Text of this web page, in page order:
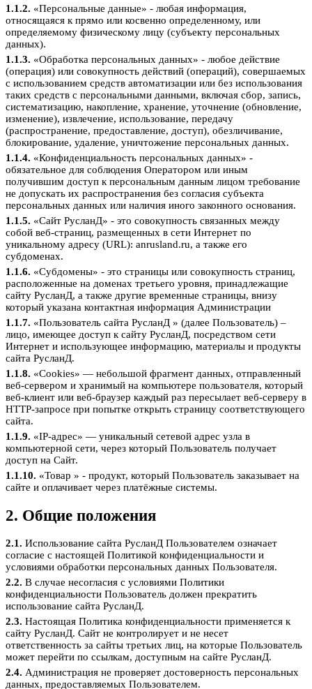
1.1.2. «Персональные данные» - любая информация,
относящаяся к прямо или косвенно определенному, или
определяемому физическому лицу (субъекту персональных
данных).
1.1.3. «Обработка персональных данных» - любое действие
(операция) или совокупность действий (операций), совершаемых
с использованием средств автоматизации или без использования
таких средств с персональными данными, включая сбор, запись,
систематизацию, накопление, хранение, уточнение (обновление,
изменение), извлечение, использование, передачу
(распространение, предоставление, доступ), обезличивание,
блокирование, удаление, уничтожение персональных данных.
1.1.4. «Конфиденциальность персональных данных» -
обязательное для соблюдения Оператором или иным
получившим доступ к персональным данным лицом требование
не допускать их распространения без согласия субъекта
персональных данных или наличия иного законного основания.
1.1.5. «Сайт РусланД» - это совокупность связанных между
собой веб-страниц, размещенных в сети Интернет по
уникальному адресу (URL): anrusland.ru, а также его
субдоменах.
1.1.6. «Субдомены» - это страницы или совокупность страниц,
расположенные на доменах третьего уровня, принадлежащие
сайту РусланД, а также другие временные страницы, внизу
который указана контактная информация Администрации
1.1.7. «Пользователь сайта РусланД » (далее Пользователь) –
лицо, имеющее доступ к сайту РусланД, посредством сети
Интернет и использующее информацию, материалы и продукты
сайта РусланД.
1.1.8. «Cookies» — небольшой фрагмент данных, отправленный
веб-сервером и хранимый на компьютере пользователя, который
веб-клиент или веб-браузер каждый раз пересылает веб-серверу в
HTTP-запросе при попытке открыть страницу соответствующего
сайта.
1.1.9. «IP-адрес» — уникальный сетевой адрес узла в
компьютерной сети, через который Пользователь получает
доступ на Сайт.
1.1.10. «Товар » - продукт, который Пользователь заказывает на
сайте и оплачивает через платёжные системы.
2. Общие положения
2.1. Использование сайта РусланД Пользователем означает
согласие с настоящей Политикой конфиденциальности и
условиями обработки персональных данных Пользователя.
2.2. В случае несогласия с условиями Политики
конфиденциальности Пользователь должен прекратить
использование сайта РусланД.
2.3. Настоящая Политика конфиденциальности применяется к
сайту РусланД. Сайт не контролирует и не несет
ответственность за сайты третьих лиц, на которые Пользователь
может перейти по ссылкам, доступным на сайте РусланД.
2.4. Администрация не проверяет достоверность персональных
данных, предоставляемых Пользователем.